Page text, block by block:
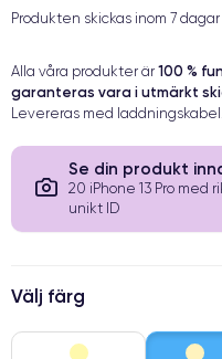
Produkten skickas inom 7 dagar
Alla våra produkter är 100 %
garanteras vara i utmärkt
Levereras med laddningskabel.
Se din produkt
20 iPhone 13 Pro med
unikt ID
Välj färg